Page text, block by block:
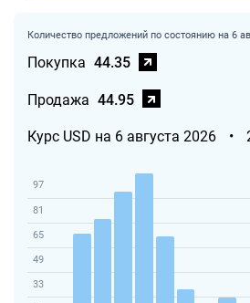
Количество предложений по состоянию на 6
Покупка 44.35
Продажа 44.95
Курс USD на 6 августа 2026 •
33
49
65
81
97